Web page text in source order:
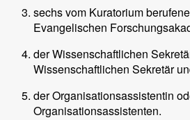
sechs vom Kuratorium
Evangelischen
der Wissenschaftlichen
Wissenschaftlichen Sekretär
der Organisationsassistentin
Organisationsassistenten.